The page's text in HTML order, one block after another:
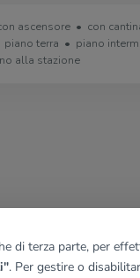
ascensore con
piano terra piano
alla stazione
di terza parte, per
. Per gestire o